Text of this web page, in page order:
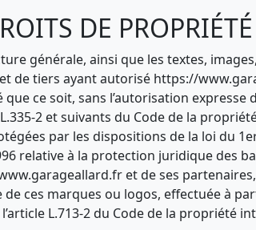
DE PROPRIÉTÉ
générale, ainsi que les textes,
de tiers ayant autorisé https://
que ce soit, sans l’autorisation
2 et suivants du Code de la
par les dispositions de la loi du
relative à la protection juridique des
et de ses
de ces marques ou logos, effectuée à
L.713-2 du Code de la propriété